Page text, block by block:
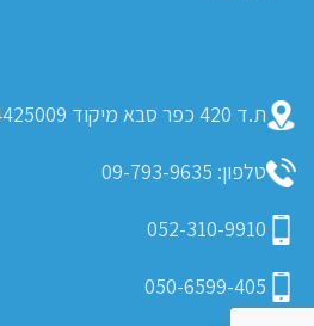
ת.ד 420 כפר סבא מיקוד 4425009
טלפון: 09-793-9635
052-310-9910
050-6599-405